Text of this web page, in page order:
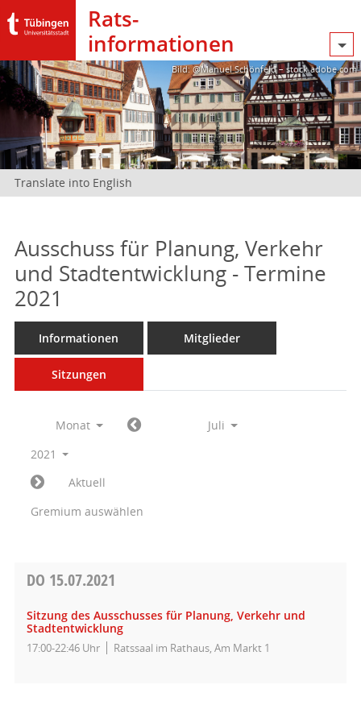
Rats­
informationen
Bild: @Manuel Schönfeld – stock.adobe.com
Translate into English
Ausschuss für Planung, Verkehr
und Stadtentwicklung - Termine
2021
Informationen Mitglieder
Sitzungen
Monat
Juli
2021
Aktuell
Gremium auswählen
DO 15.07.2021
Sitzung des Ausschusses für Planung, Verkehr und
Stadtentwicklung
17:00-22:46 Uhr Ratssaal im Rathaus, Am Markt 1